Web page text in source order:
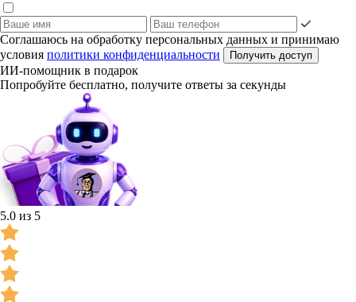
Соглашаюсь на обработку персональных данных и принимаю
условия политики конфиденциальности Получить доступ
ИИ-помощник в подарок
Попробуйте бесплатно, получите ответы за секунды
5.0 из 5